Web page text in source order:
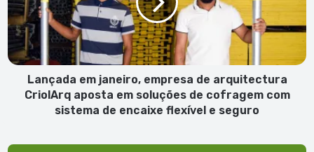
de
arquitectura
CriolArq
aposta
em
soluçõesLançada em janeiro, empresa de arquitectura
CriolArq aposta em soluções de cofragem com
sistema de encaixe flexível e seguro